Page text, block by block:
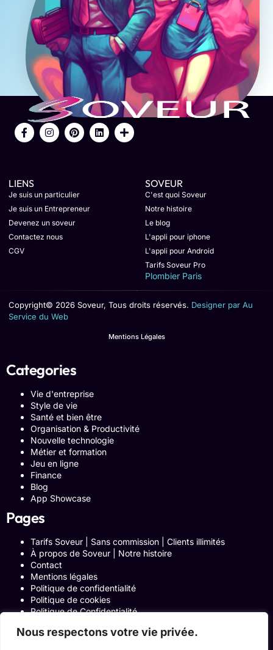
Nous respectons votre vie privée.
LIENS
Je suis un particulier
Je suis un Entrepreneur
Devenez un soveur
Contactez nous
CGV
SOVEUR
C'est quoi Soveur
Notre histoire
Le blog
L'appli pour iphone
L'appli pour Android
Tarifs Soveur Pro
Plombier Paris
Copyright© 2026 Soveur, Tous droits réservés. Designer par Au
Service du Web
Mentions Légales
Categories
Vie d'entreprise
Style de vie
Santé et bien être
Organisation & Productivité
Nouvelle technologie
Métier et formation
Jeu en ligne
Finance
Blog
App Showcase
Pages
Tarifs Soveur | Sans commission | Clients illimités
À propos de Soveur | Notre histoire
Contact
Mentions légales
Politique de confidentialité
Politique de cookies
Politique de Confidentialité
Blog